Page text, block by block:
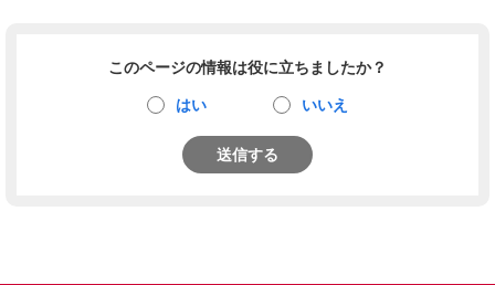
このページの情報は役に立ちましたか？
はい いいえ
送信する